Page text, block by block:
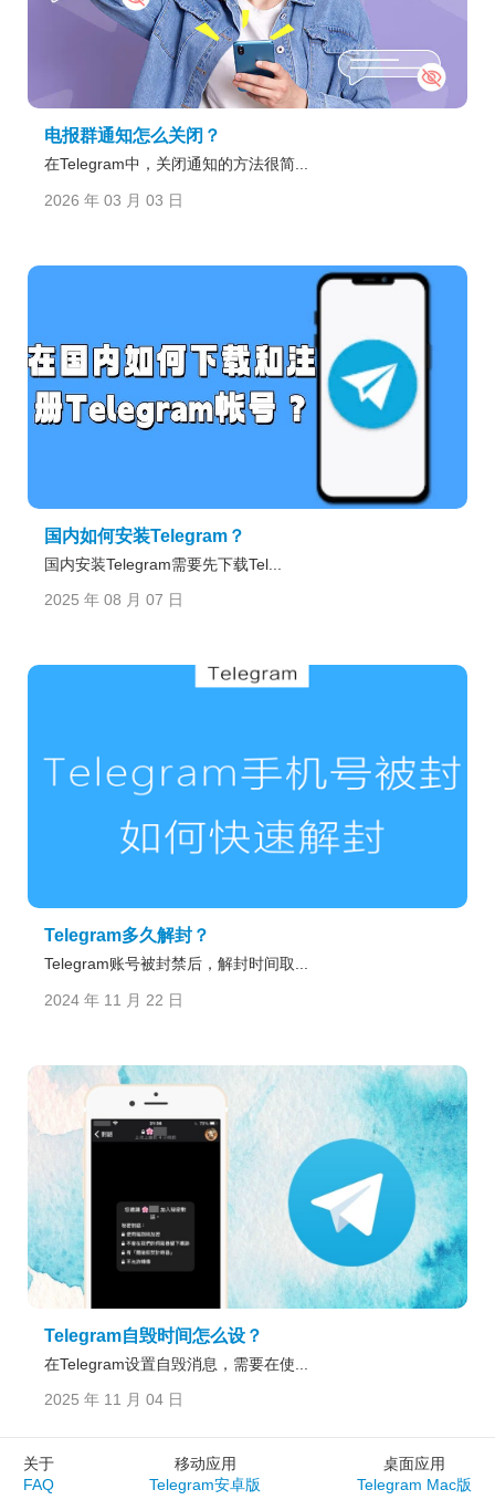
电报群通知怎么关闭？
在Telegram中，关闭通知的方法很简...
2026 年 03 月 03 日
国内如何安装Telegram？
国内安装Telegram需要先下载Tel...
2025 年 08 月 07 日
Telegram多久解封？
Telegram账号被封禁后，解封时间取...
2024 年 11 月 22 日
Telegram自毁时间怎么设？
在Telegram设置自毁消息，需要在使...
2025 年 11 月 04 日
关于
FAQ
移动应用
Telegram安卓版
桌面应用
Telegram Mac版